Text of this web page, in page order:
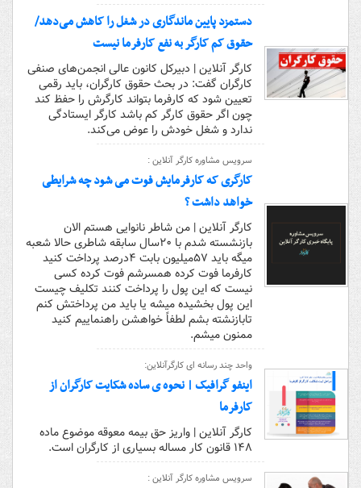
دستمزد پایین ماندگاری در شغل را کاهش می‌دهد/
حقوق کم کارگر به نفع کارفرما نیست
کارگر آنلاین | دبیرکل کانون عالی انجمن‌های صنفی
کارگران گفت: در بحث حقوق کارگران، باید رقمی
تعیین شود که کارفرما بتواند کارگرش را حفظ کند
چون اگر حقوق کارگر کم باشد کارگر ایستادگی
ندارد و شغل خودش را عوض می‌کند.
سرویس مشاوره کارگر آنلاین :
کارگری که کارفرمایش فوت می شود چه شرایطی
خواهد داشت ؟
کارگر آنلاین | من شاطر نانوایی هستم الان
بازنشسته شدم با ۲۰سال سابقه شاطری حالا شعبه
میگه باید ۵۷میلیون بابت ۴درصد پرداخت کنید
کارفرما فوت کرده همسرشم فوت کرده کسی
نیست که این پول را پرداخت کنند تکلیف چیست
این پول بخشیده میشه یا باید من پرداختش کنم
تابازنشته بشم لطفاً خواهشن راهنماییم کنید
ممنون میشم.
واحد چند رسانه ای کارگرآنلاین:
اینفو گرافیک | نحوه ی ساده شکایت کارگران از
کارفرما
کارگر آنلاین | واریز حق بیمه معوقه موضوع ماده
۱۴۸ قانون کار مساله بسیاری از کارگران است.
سرویس مشاوره کارگر آنلاین :